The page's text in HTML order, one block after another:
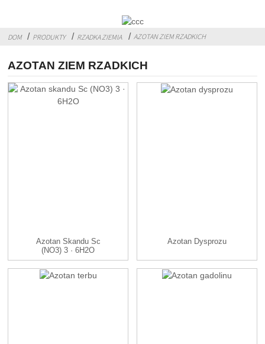
DOM PRODUKTY RZADKA ZIEMIA AZOTAN ZIEM RZADKICH
AZOTAN ZIEM RZADKICH
Azotan Skandu Sc
(NO3) 3 · 6H2O
Azotan Dysprozu